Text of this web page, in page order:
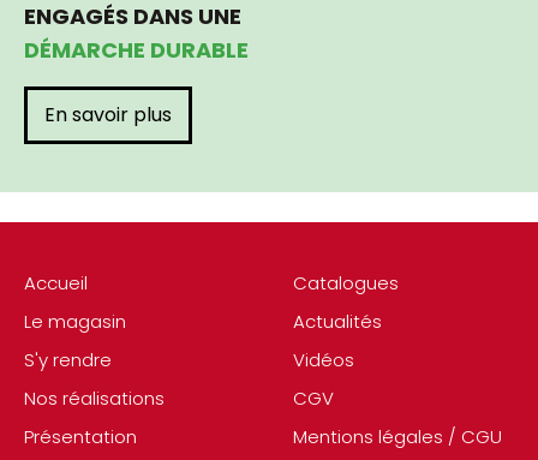
Accueil
Le magasin
S'y rendre
Nos réalisations
Présentation
Catalogues
Actualités
Vidéos
CGV
Mentions légales / CGU
ENGAGÉS DANS UNE
DÉMARCHE DURABLE
En savoir plus